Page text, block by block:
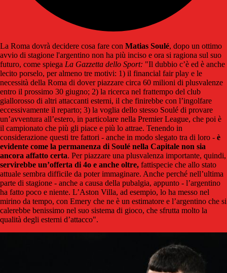
La Roma dovrà decidere cosa fare con Matias Soulé, dopo un ottimo
avvio di stagione l'argentino non ha più inciso e ora si ragiona sul suo
futuro, come spiega La Gazzetta dello Sport: "Il dubbio c’è ed è anche
lecito porselo, per almeno tre motivi: 1) il financial fair play e le
necessità della Roma di dover piazzare circa 60 milioni di plusvalenze
entro il prossimo 30 giugno; 2) la ricerca nel frattempo del club
giallorosso di altri attaccanti esterni, il che finirebbe con l’ingolfare
eccessivamente il reparto; 3) la voglia dello stesso Soulé di provare
un’avventura all’estero, in particolare nella Premier League, che poi è
il campionato che più gli piace e più lo attrae. Tenendo in
considerazione questi tre fattori - anche in modo slegato tra di loro - è
evidente come la permanenza di Soulé nella Capitale non sia
ancora affatto certa. Per piazzare una plusvalenza importante, quindi,
servirebbe un’offerta di 4o e anche oltre, fattispecie che allo stato
attuale sembra difficile da poter immaginare. Anche perché nell’ultima
parte di stagione - anche a causa della pubalgia, appunto - l’argentino
ha fatto poco e niente. L’Aston Villa, ad esempio, lo ha messo nel
mirino da tempo, con Emery che ne è un estimatore e l’argentino che si
calerebbe benissimo nel suo sistema di gioco, che sfrutta molto la
qualità degli esterni d’attacco".